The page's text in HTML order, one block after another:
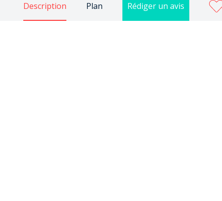
Description Plan Rédiger un avis